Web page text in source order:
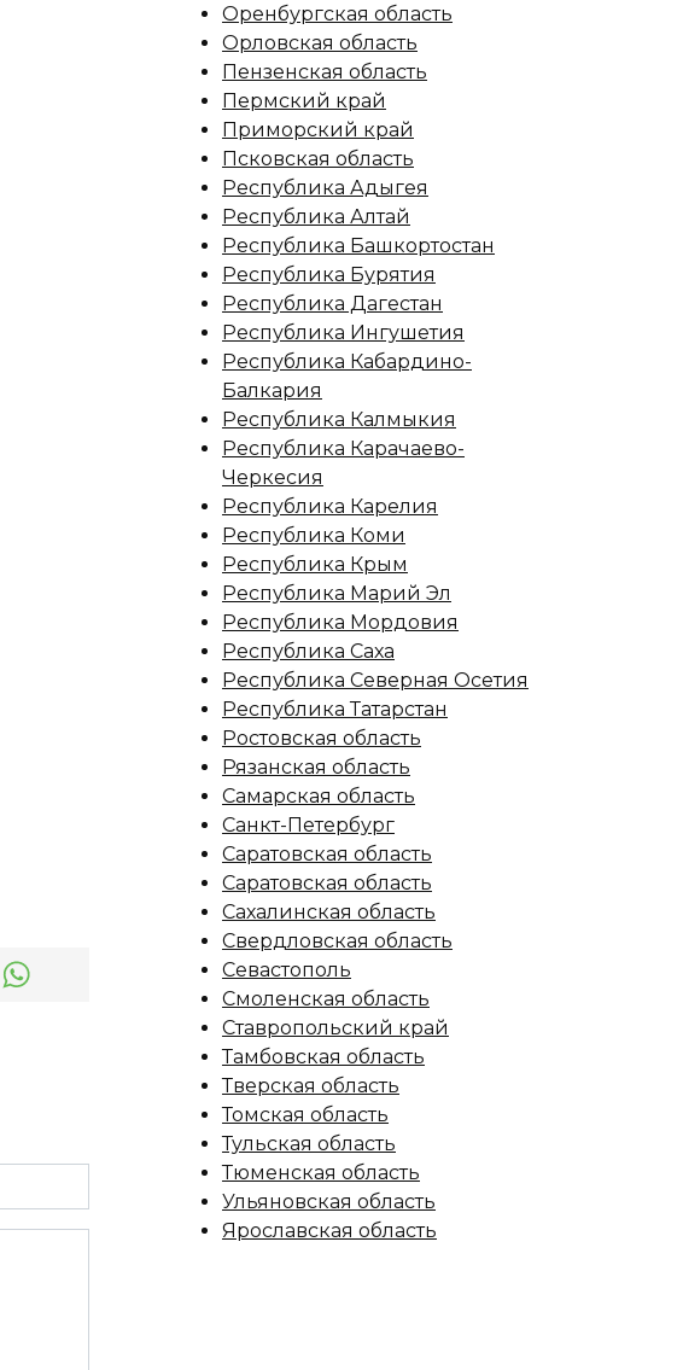
Оренбургская область
Орловская область
Пензенская область
Пермский край
Приморский край
Псковская область
Республика Адыгея
Республика Алтай
Республика Башкортостан
Республика Бурятия
Республика Дагестан
Республика Ингушетия
Республика Кабардино-
Балкария
Республика Калмыкия
Республика Карачаево-
Черкесия
Республика Карелия
Республика Коми
Республика Крым
Республика Марий Эл
Республика Мордовия
Республика Саха
Республика Северная Осетия
Республика Татарстан
Ростовская область
Рязанская область
Самарская область
Санкт-Петербург
Саратовская область
Саратовская область
Сахалинская область
Свердловская область
Севастополь
Смоленская область
Ставропольский край
Тамбовская область
Тверская область
Томская область
Тульская область
Тюменская область
Ульяновская область
Ярославская область